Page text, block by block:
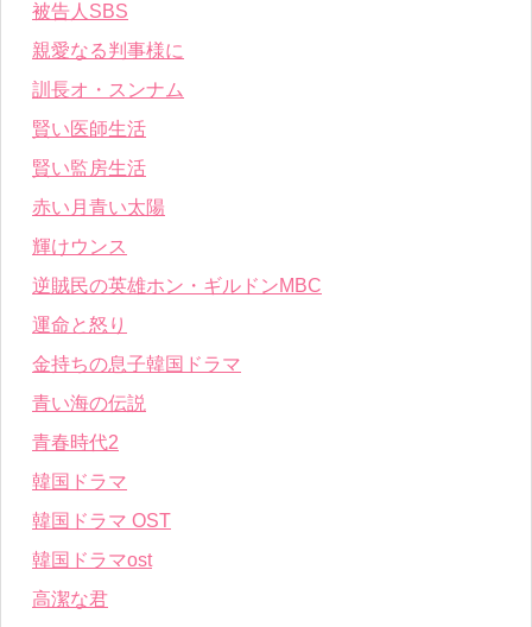
被告人SBS
親愛なる判事様に
訓長オ・スンナム
賢い医師生活
賢い監房生活
赤い月青い太陽
輝けウンス
逆賊民の英雄ホン・ギルドンMBC
運命と怒り
金持ちの息子韓国ドラマ
青い海の伝説
青春時代2
韓国ドラマ
韓国ドラマ OST
韓国ドラマost
高潔な君